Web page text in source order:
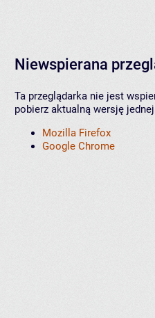
Niewspierana
Ta przeglądarka nie jest
pobierz aktualną wersję
Mozilla Firefox
Google Chrome